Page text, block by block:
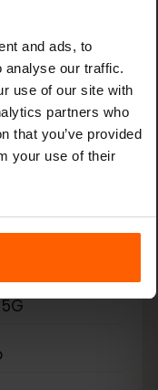
and ads, to
analyse our traffic.
use of our site with
partners who
that you’ve provided
your use of their